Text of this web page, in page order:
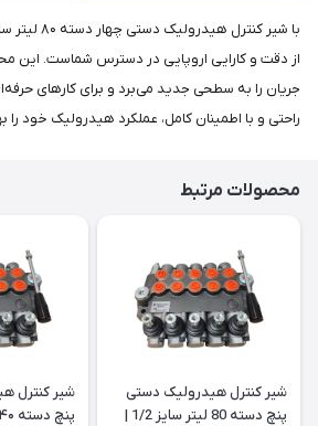
از دقت و کارایی اروپایی در دسترس شماست. این
جریان را به سطحی جدید می‌برد و برای کارهای
راحتی و با اطمینان کامل، عملکرد هیدرولیک خود را
محصولات مرتبط
شیر کنترل هیدرولیک دستی
پنچ دسته 80 لیتر سایز 1/2 |
شیر کنترل